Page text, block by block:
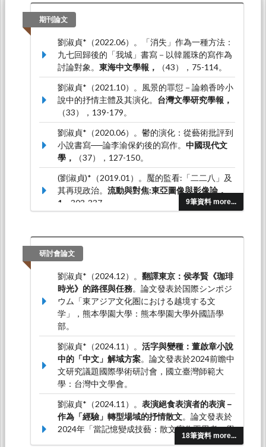
期刊論文
9筆資料 more...
劉淑貞*（2022.06）。「消失」作為一種方法：
九七回歸後的「我城」書寫－以韓麗珠的寫作為
討論對象。 東海中文學報，
（43），75-114。
劉淑貞*（2021.10）。風景的罪愆－論賴香吟小
說中的抒情主體及其演化。 台灣文學研究學報，
（33），139-179。
劉淑貞*（2020.06）。鬱的演化：從藝術批評到
小說書寫──論李渝保釣後的寫作。 中國現代文
學，
（37），127-150。
(劉淑貞)*（2019.01）。魘的監看:「二二八」及
其再現政治。 流動與對焦:東亞圖像與影像論，
1
，303-337。
論郭松棻的小說。中山人文學報，44，33-54。
研討會論文
18筆資料 more...
劉淑貞*（2024.12）。 翻譯東京：侯孝賢《珈琲
時光》的路徑與任務。論文發表於国際シンポジ
ウム「東アジア文化圏における越境する文
学」，熊本學園大學：熊本學園大學外國語學
部。
劉淑貞*（2024.11）。 活字與變種：董啟章小說
中的「中文」解域方案。論文發表於2024前瞻中
文研究議題國際學術研討會，國立臺灣師範大
學：台灣中文學會。
劉淑貞*（2024.11）。 表演絕食表演者的表演－
作為「經驗」轉型場域的抒情散文。論文發表於
2024年「當記憶變成技藝：散文寫作再思考」學
術工作坊，馬來西亞：蘇丹依德里斯教育大學：